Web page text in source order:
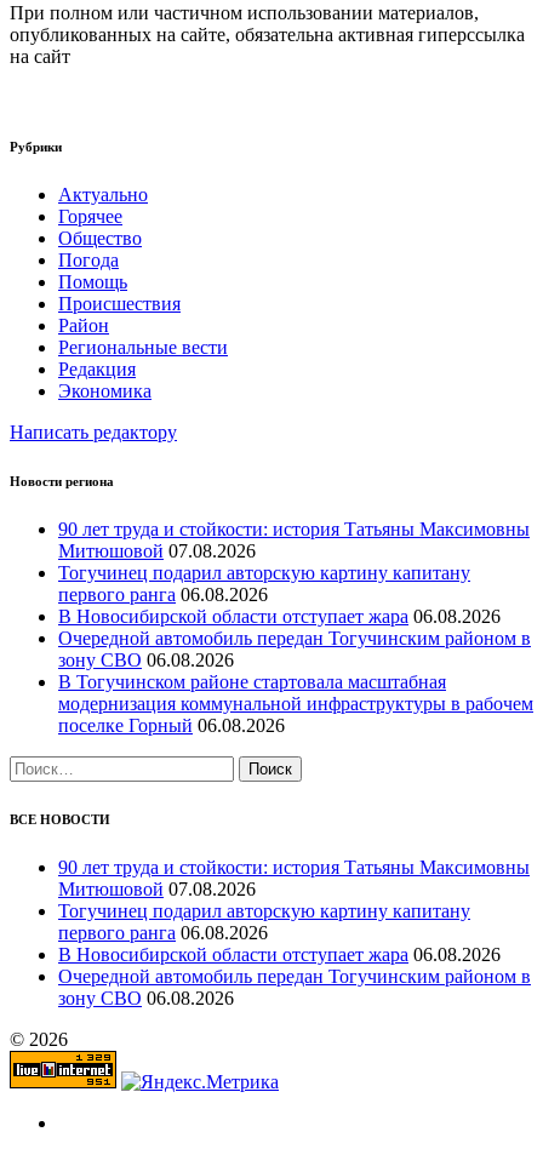
При полном или частичном использовании материалов,
опубликованных на сайте, обязательна активная гиперссылка
на сайт
Рубрики
Актуально
Горячее
Общество
Погода
Помощь
Происшествия
Район
Региональные вести
Редакция
Экономика
Написать редактору
Новости региона
90 лет труда и стойкости: история Татьяны Максимовны
Митюшовой 07.08.2026
Тогучинец подарил авторскую картину капитану
первого ранга 06.08.2026
В Новосибирской области отступает жара 06.08.2026
Очередной автомобиль передан Тогучинским районом в
зону СВО 06.08.2026
В Тогучинском районе стартовала масштабная
модернизация коммунальной инфраструктуры в рабочем
поселке Горный 06.08.2026
Найти:
ВСЕ НОВОСТИ
90 лет труда и стойкости: история Татьяны Максимовны
Митюшовой 07.08.2026
Тогучинец подарил авторскую картину капитану
первого ранга 06.08.2026
В Новосибирской области отступает жара 06.08.2026
Очередной автомобиль передан Тогучинским районом в
зону СВО 06.08.2026
© 2026